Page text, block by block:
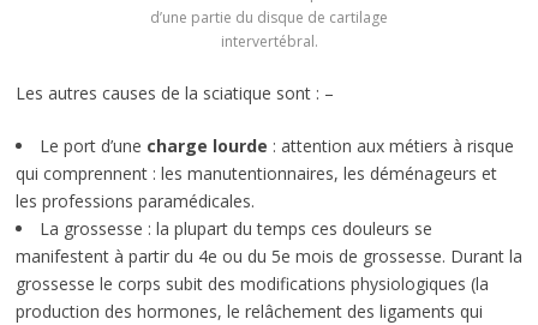
d’une partie du disque de cartilage
intervertébral.
Les autres causes de la sciatique sont : –
Le port d’une charge lourde : attention aux métiers à risque
qui comprennent : les manutentionnaires, les déménageurs et
les professions paramédicales.
La grossesse : la plupart du temps ces douleurs se
manifestent à partir du 4e ou du 5e mois de grossesse. Durant la
grossesse le corps subit des modifications physiologiques (la
production des hormones, le relâchement des ligaments qui